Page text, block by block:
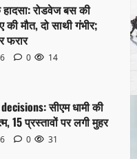
हादसा: रोडवेज बस की
मौत, दो साथी गंभीर;
फरार
0 14
सीएम धामी की
15 प्रस्तावों पर लगी मुहर
0 31